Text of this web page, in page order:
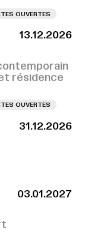
OUVERTES
13.12.2026
résidence
OUVERTES
31.12.2026
03.01.2027